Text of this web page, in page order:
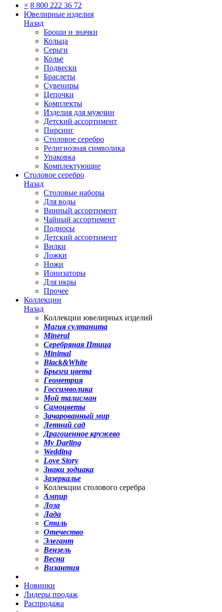
× 8 800 222 36 72
Ювелирные изделия
Назад
Броши и значки
Кольца
Серьги
Колье
Подвески
Браслеты
Сувениры
Цепочки
Комплекты
Изделия для мужчин
Детский ассортимент
Пирсинг
Столовое серебро
Религиозная символика
Упаковка
Комплектующие
Столовое серебро
Назад
Столовые наборы
Для воды
Винный ассортимент
Чайный ассортимент
Подносы
Детский ассортимент
Вилки
Ложки
Ножи
Ионизаторы
Для икры
Прочее
Коллекции
Назад
Коллекции ювелирных изделий
Магия султанита
Mineral
Серебряная Птица
Minimal
Black&White
Брызги цвета
Геометрия
Госсимволика
Мой талисман
Самоцветы
Зачарованный мир
Летний сад
Драгоценное кружево
My Darling
Wedding
Love Story
Знаки зодиака
Зазеркалье
Коллекции столового серебра
Ампир
Лоза
Лада
Стиль
Отечество
Элегант
Вензель
Весна
Византия
Новинки
Лидеры продаж
Распродажа